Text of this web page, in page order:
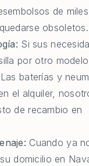
de
obsoletos.
Si sus
por otro
Las baterías y
el alquiler,
de recambio en
Cuando ya
domicilio en